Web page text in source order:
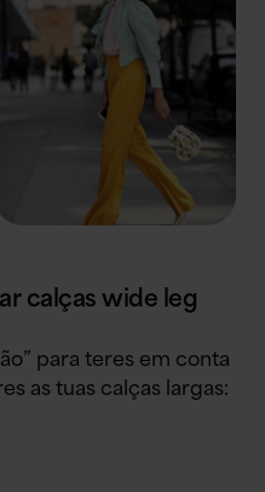
calças wide leg
para teres em conta
as tuas calças largas: